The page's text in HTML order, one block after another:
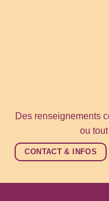
Des renseignements
ou
CONTACT & INFOS